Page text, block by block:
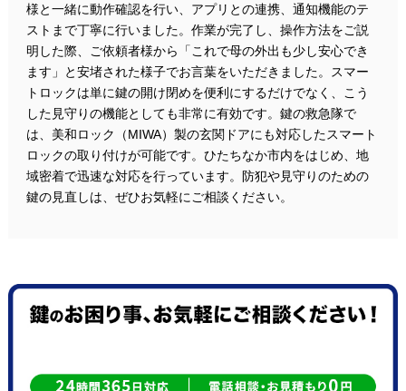
様と一緒に動作確認を行い、アプリとの連携、通知機能のテ
ストまで丁寧に行いました。作業が完了し、操作方法をご説
明した際、ご依頼者様から「これで母の外出も少し安心でき
ます」と安堵された様子でお言葉をいただきました。スマー
トロックは単に鍵の開け閉めを便利にするだけでなく、こう
した見守りの機能としても非常に有効です。鍵の救急隊で
は、美和ロック（MIWA）製の玄関ドアにも対応したスマート
ロックの取り付けが可能です。ひたちなか市内をはじめ、地
域密着で迅速な対応を行っています。防犯や見守りのための
鍵の見直しは、ぜひお気軽にご相談ください。